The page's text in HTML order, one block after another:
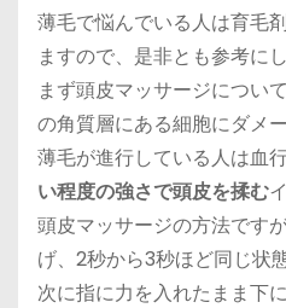
薄毛で悩んでいる人は育毛
ますので、是非とも参考に
まず頭皮マッサージについて
の角質層にある細胞にダメ
薄毛が進行している人は血
い程度の強さで頭皮を揉む
頭皮マッサージの方法です
げ、2秒から3秒ほど同じ状
次に指に力を入れたまま下